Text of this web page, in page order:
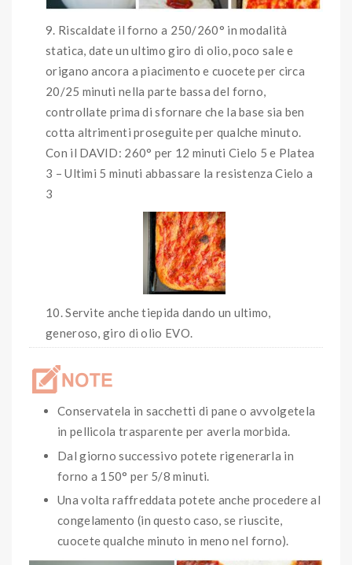
Riscaldate il forno a 250/260° in modalità
statica, date un ultimo giro di olio, poco sale e
origano ancora a piacimento e cuocete per circa
20/25 minuti nella parte bassa del forno,
controllate prima di sfornare che la base sia ben
cotta altrimenti proseguite per qualche minuto.
Con il DAVID: 260° per 12 minuti Cielo 5 e Platea
3 – Ultimi 5 minuti abbassare la resistenza Cielo a
3
Servite anche tiepida dando un ultimo,
generoso, giro di olio EVO.
Conservatela in sacchetti di pane o avvolgetela
in pellicola trasparente per averla morbida.
Dal giorno successivo potete rigenerarla in
forno a 150° per 5/8 minuti.
Una volta raffreddata potete anche procedere al
congelamento (in questo caso, se riuscite,
cuocete qualche minuto in meno nel forno).